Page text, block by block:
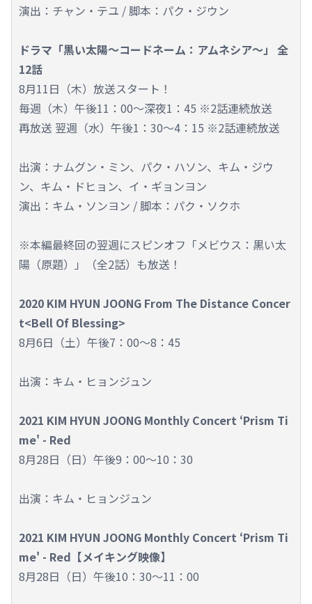
演出：チャン・テユ / 脚本：パク・ジウン
ドラマ「黒い太陽～コードネーム：アムネシア～」 全
12話
8月11日（木）放送スタート！
毎週（木）午後11：00～深夜1：45 ※2話連続放送
再放送 翌週（水）午後1：30～4：15 ※2話連続放送
出演：ナムグン・ミン、パク・ハソン、キム・ジウ
ン、キム・ドヒョン、イ・ギョンヨン
演出：キム・ソンヨン / 脚本：パク・ソクホ
※本編最終回の翌週にスピンオフ「メビウス：黒い太
陽（原題）」（全2話）も放送！
2020 KIM HYUN JOONG From The Distance Concer
t<Bell Of Blessing>
8月6日（土）午後7：00～8：45
出演：キム・ヒョンジュン
2021 KIM HYUN JOONG Monthly Concert ‘Prism Ti
me' - Red
8月28日（日）午後9：00～10：30
出演：キム・ヒョンジュン
2021 KIM HYUN JOONG Monthly Concert ‘Prism Ti
me' - Red【メイキング映像】
8月28日（日）午後10：30～11：00